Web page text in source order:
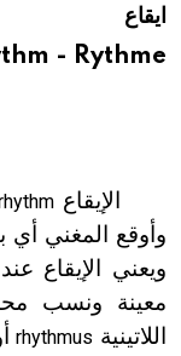
ايقاع
- Rythme
الإيقاع
وأوقع المغني أي
ويعني الإيقاع
معينة ونسب
اللاتينية rhythmus